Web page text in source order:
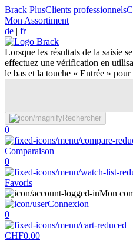
Brack PlusClients professionnels
Mon Assortiment
de | fr
Lorsque les résultats de la saisie
effectuez une vérification en
le bas et la touche « Entrée » pour
Rechercher
0
Comparaison
0
Favoris
Mon
Connexion
0
CHF0.00